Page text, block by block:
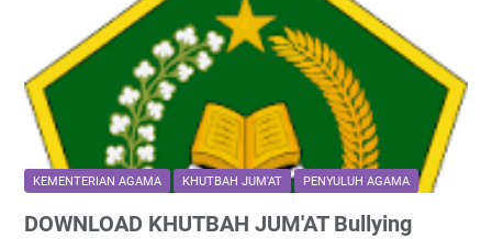
A
D
U
T
B
A
KEMENTERIAN AGAMA KHUTBAH JUM'AT PENYULUH AGAMA
DOWNLOAD KHUTBAH JUM'AT Bullying